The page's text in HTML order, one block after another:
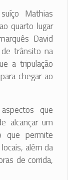
Mathias
quarto lugar
David
trânsito na
a tripulação
chegar ao
que
alcançar um
que permite
além da
de corrida,